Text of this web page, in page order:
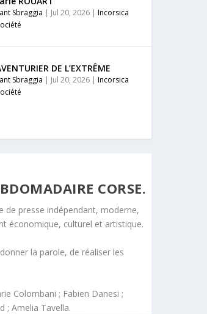
Sbraggia | Jul 20, 2026| Incorsica
DE L’EXTRÊME
Sbraggia | Jul 20, 2026| Incorsica
CORSE.
de presse indépendant, moderne,
économique, culturel et artistique.
la parole, de réaliser les
Colombani ; Fabien Danesi ;
; Amelia Tavella.